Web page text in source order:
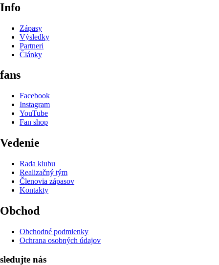
Info
Zápasy
Výsledky
Partneri
Články
fans
Facebook
Instagram
YouTube
Fan shop
Vedenie
Rada klubu
Realizačný tým
Členovia zápasov
Kontakty
Obchod
Obchodné podmienky
Ochrana osobných údajov
sledujte nás